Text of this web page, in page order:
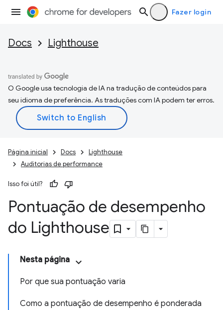
Fazer login
Docs Lighthouse
O Google usa tecnologia de IA na tradução de conteúdos para
seu idioma de preferência. As traduções com IA podem ter erros.
Página inicial Docs
Lighthouse
Auditorias de performance
Isso foi útil?
Pontuação de desempenho
do Lighthouse
Nesta página
Por que sua pontuação varia
Como a pontuação de desempenho é ponderada